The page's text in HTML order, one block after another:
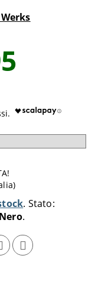
Stato:
Nero